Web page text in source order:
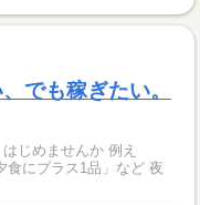
でも稼ぎたい。
じめませんか 例え
食にプラス1品」など 夜